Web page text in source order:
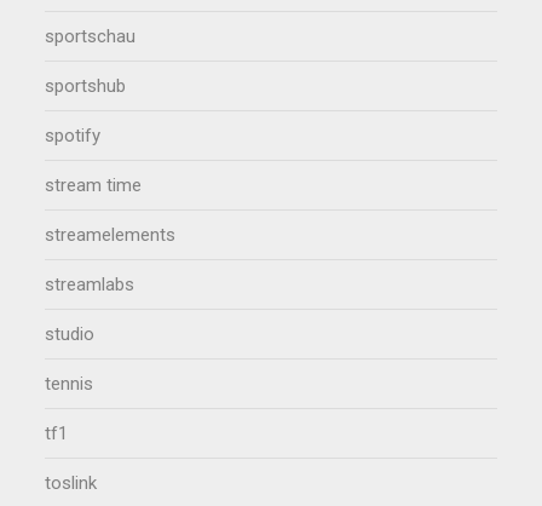
sportschau
sportshub
spotify
stream time
streamelements
streamlabs
studio
tennis
tf1
toslink